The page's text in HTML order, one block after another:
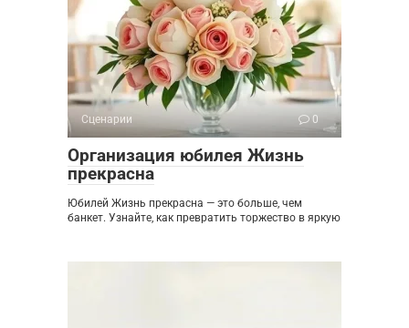
Сценарии 0
Организация юбилея Жизнь
прекрасна
Юбилей Жизнь прекрасна — это больше, чем
банкет. Узнайте, как превратить торжество в яркую